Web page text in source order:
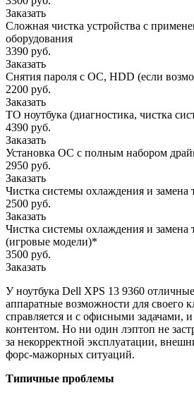
Заказать
Сложная чистка устройства с
оборудования
3390 руб.
Заказать
Снятия пароля с OC, HDD (если
2200 руб.
Заказать
ТО ноутбука (диагностика, чистка
4390 руб.
Заказать
Установка ОС с полным набором
2950 руб.
Заказать
Чистка системы охлаждения и замена
2500 руб.
Заказать
Чистка системы охлаждения и
(игровые модели)*
3500 руб.
Заказать
У ноутбука Dell XPS 13 9360
аппаратные возможности для своего
справляется и с офисными задачами,
контентом. Но ни один лэптоп не
за некорректной эксплуатации,
форс-мажорных ситуаций.
Типичные проблемы